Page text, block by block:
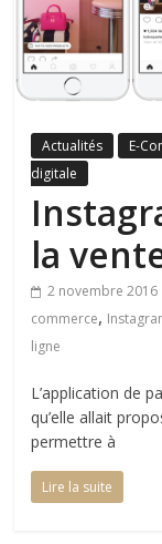
Actualités E-
digitale
la
2 novembre 2016
commerce,
ligne
L’application de
qu’elle allait
permettre à
Lire la suite